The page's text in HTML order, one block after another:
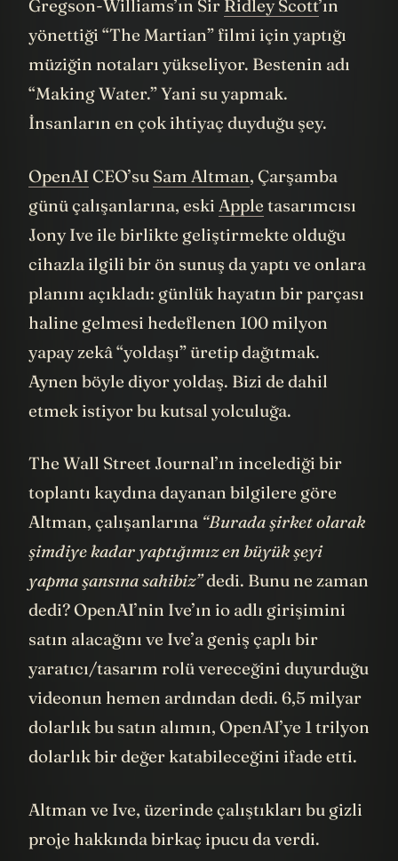
Gregson-Williams’ın SirRidley Scott’ın
yönettiği “The Martian” filmi için yaptığı
müziğin notaları yükseliyor. Bestenin adı
“Making Water.” Yani su yapmak.
OpenAICEO’suSam Altman, Çarşamba
günü çalışanlarına, eskiAppletasarımcısı
Jony Ive ile birlikte geliştirmekte olduğu
cihazla ilgili bir ön sunuş da yaptı ve onlara
planını açıkladı: günlük hayatın bir parçası
haline gelmesi hedeflenen 100 milyon
yapay zekâ “yoldaşı” üretip dağıtmak.
Aynen böyle diyor yoldaş. Bizi de dahil
The Wall Street Journal’ın incelediği bir
toplantı kaydına dayanan bilgilere göre
Altman, çalışanlarına“Burada şirket olarak
şimdiye kadar yaptığımız en büyük şeyi
yapma şansına sahibiz”dedi. Bunu ne zaman
dedi? OpenAI’nin Ive’ın io adlı girişimini
satın alacağını ve Ive’a geniş çaplı bir
yaratıcı/tasarım rolü vereceğini duyurduğu
videonun hemen ardından dedi. 6,5 milyar
dolarlık bu satın alımın, OpenAI’ye 1 trilyon
Altman ve Ive, üzerinde çalıştıkları bu gizli